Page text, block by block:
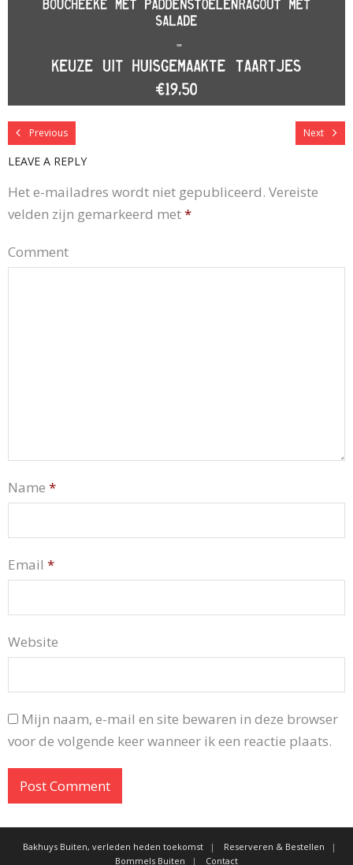
Previous Next
LEAVE A REPLY
Het e-mailadres wordt niet gepubliceerd. Vereiste
velden zijn gemarkeerd met*
Comment
Name *
Email *
Website
Mijn naam, e-mail en site bewaren in deze browser
voor de volgende keer wanneer ik een reactie plaats.
Bakhuys Buiten, verleden heden toekomst
Reserveren & Bestellen
Bommels Buiten
Contact